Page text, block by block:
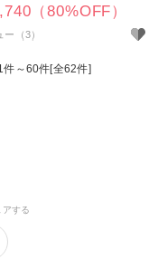
（80%OFF）
ー（3）
件～60件[全62件]